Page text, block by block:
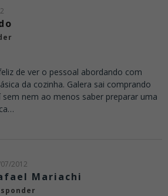
de ver o pessoal abordando com
da cozinha. Galera sai comprando
nem ao menos saber preparar uma
2012
Mariachi